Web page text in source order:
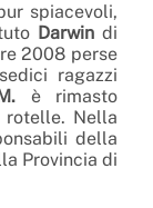
spiacevoli,
Darwindi
2008 perse
ragazzi
è rimasto
rotelle. Nella
della
Provincia di